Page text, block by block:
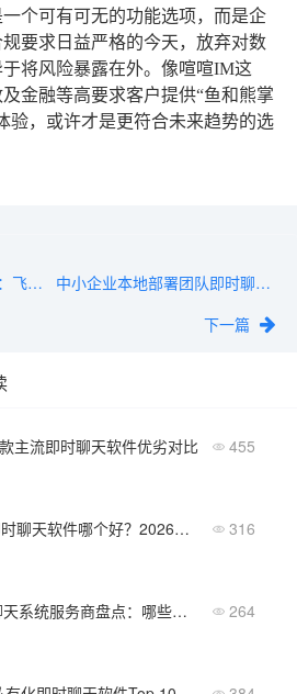
个可有可无的功能选项，而是企
要求日益严格的今天，放弃对数
将风险暴露在外。像喧喧IM这
金融等高要求客户提供“鱼和熊掌
验，或许才是更符合未来趋势的选
企业级即时通讯工具对比：飞书、钉钉、企业微信哪个更适合？
中小企业本地部署团队即时聊天IM推荐：开源vs商业产品哪个更划算？
下一篇
主流即时聊天软件优劣对比 455
私有化即时聊天软件哪个好？2026年企业选型指南 316
IM即时聊天系统服务商盘点：哪些更适合跨国企业？ 264